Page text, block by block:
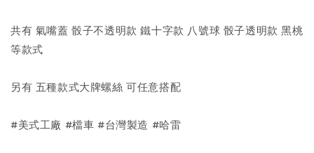
共有 氣嘴蓋 骰子不透明款 鐵十字款 八號球 骰子透明款 黑桃
等款式
另有 五種款式大牌螺絲 可任意搭配
#美式工廠 #檔車 #台灣製造 #哈雷